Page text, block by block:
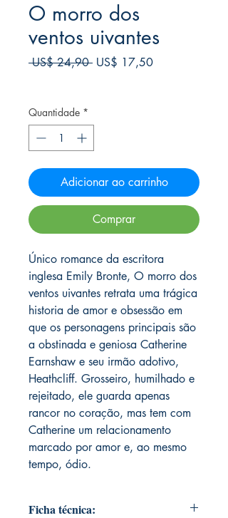
O morro dos
ventos uivantes
US$ 24,90 Preço
US$ 17,50Preço
Quantidade *
Adicionar ao carrinho
Comprar
Único romance da escritora
inglesa Emily Bronte, O morro dos
ventos uivantes retrata uma trágica
historia de amor e obsessão em
que os personagens principais são
a obstinada e geniosa Catherine
Earnshaw e seu irmão adotivo,
Heathcliff. Grosseiro, humilhado e
rejeitado, ele guarda apenas
rancor no coração, mas tem com
Catherine um relacionamento
marcado por amor e, ao mesmo
tempo, ódio.
Ficha técnica: